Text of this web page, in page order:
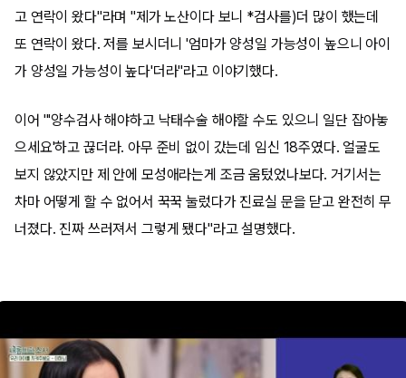
고 연락이 왔다"라며 "제가 노산이다 보니 *검사를)더 많이 했는데
또 연락이 왔다. 저를 보시더니 '엄마가 양성일 가능성이 높으니 아이
가 양성일 가능성이 높다'더라"라고 이야기했다.
이어 "'양수검사 해야하고 낙태수술 해야할 수도 있으니 일단 잡아놓
으세요'하고 끊더라. 아무 준비 없이 갔는데 임신 18주였다. 얼굴도
보지 않았지만 제 안에 모성애라는게 조금 움텄었나보다. 거기서는
차마 어떻게 할 수 없어서 꾹꾹 눌렀다가 진료실 문을 닫고 완전히 무
너졌다. 진짜 쓰러져서 그렇게 됐다"라고 설명했다.